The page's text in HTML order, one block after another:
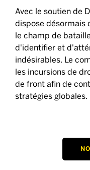
Avec le soutien de
dispose désormais
le champ de
d'identifier et
indésirables. Le
les incursions de
de front afin de
stratégies globales.